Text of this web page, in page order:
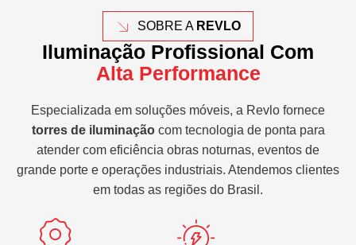
SOBRE A REVLO
Iluminação Profissional Com
Alta Performance
Especializada em soluções móveis, a Revlo fornece
torres de iluminaçãocom tecnologia de ponta para
atender com eficiência obras noturnas, eventos de
grande porte e operações industriais. Atendemos clientes
em todas as regiões do Brasil.